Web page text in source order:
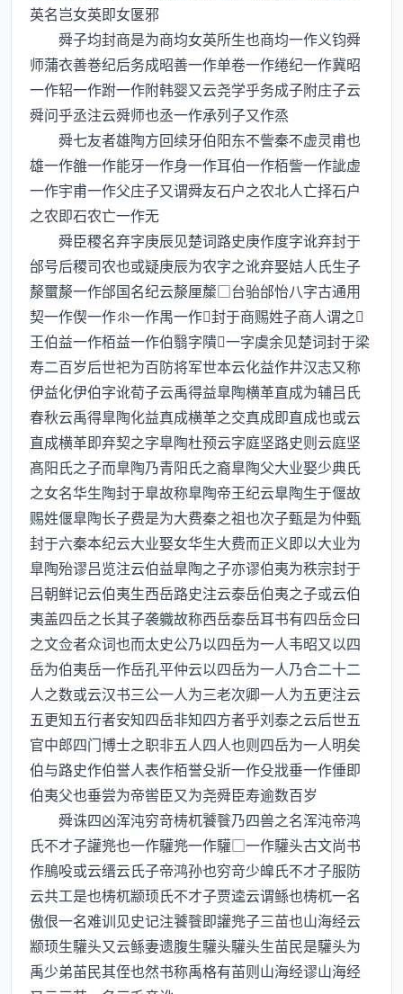
英名岂女英即女匽邪
舜子均封商是为商均女英所生也商均一作义钧舜
师蒲衣善巻纪后务成昭善一作单卷一作绻纪一作冀昭
一作轺一作跗一作附韩婴又云尧学乎务成子附庄子云
舜问乎丞注云舜师也丞一作承列子又作烝
舜七友者雄陶方回续牙伯阳东不訾秦不虚灵甫也
雄一作雒一作能牙一作身一作耳伯一作栢訾一作訿虚
一作宇甫一作父庄子又谓舜友石户之农北人亡择石户
之农即石农亡一作无
舜臣稷名弃字庚辰见楚词路史庚作度字讹弃封于
邰号后稷司农也或疑庚辰为农字之讹弃娶姞人氏生子
漦蠒漦一作邰国名纪云漦厘斄□台骀邰怡八字古通用
契一作偰一作一作禺一作封于商赐姓子商人谓之
王伯益一作栢益一作伯翳字隤一字虞余见楚词封于梁
寿二百岁后世祀为百防将军世本云化益作井汉志又称
伊益化伊伯字讹荀子云禹得益臯陶横革直成为辅吕氏
春秋云禹得臯陶化益真成横革之交真成即直成也或云
直成横革即弃契之字臯陶杜预云字庭坚路史则云庭坚
髙阳氏之子而臯陶乃青阳氏之裔臯陶父大业娶少典氏
之女名华生陶封于臯故称臯陶帝王纪云臯陶生于偃故
赐姓偃臯陶长子费是为大费秦之祖也次子甄是为仲甄
封于六秦本纪云大业娶女华生大费而正义即以大业为
臯陶殆谬吕览注云伯益臯陶之子亦谬伯夷为秩宗封于
吕朝鲜记云伯夷生西岳路史注云泰岳伯夷之子或云伯
夷盖四岳之长其子袭軄故称西岳泰岳耳书有四岳佥曰
之文佥者众词也而太史公乃以四岳为一人韦昭又以四
岳为伯夷岳一作岳孔平仲云以四岳为一人乃合二十二
人之数或云汉书三公一人为三老次卿一人为五更注云
五更知五行者安知四岳非知四方者乎刘泰之云后世五
官中郎四门博士之职非五人四人也则四岳为一人明矣
伯与路史作伯誉人表作栢誉殳斨一作殳戕垂一作倕即
伯夷父也垂尝为帝喾臣又为尧舜臣寿逾数百岁
舜诛四凶浑沌穷竒梼杌饕餮乃四兽之名浑沌帝鸿
氏不才子讙兠也一作驩兠一作驩□一作驩头古文尚书
作鴅吺或云缙云氏子帝鸿孙也穷竒少皥氏不才子服防
云共工是也梼杌颛顼氏不才子贾逵云谓鲧也梼杌一名
傲佷一名难训见史记注饕餮即讙兠子三苗也山海经云
颛顼生驩头又云鲧妻遗腹生驩头驩头生苗民是驩头为
禹少弟苖民其侄也然书称禹格有苖则山海经谬山海经